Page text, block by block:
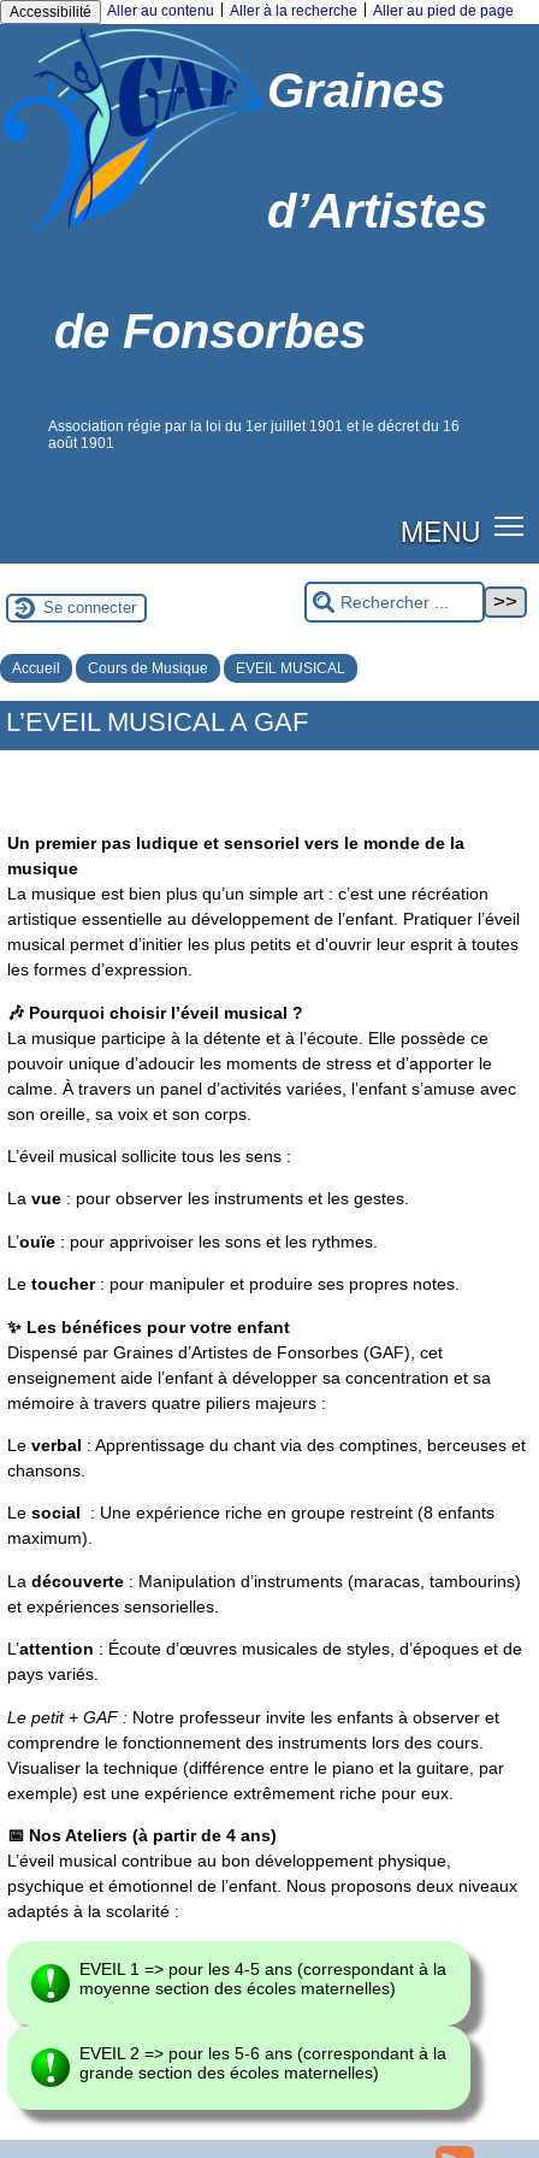
Accessibilité Aller au contenu Aller à la recherche Aller au pied de page
Graines
d’Artistes
de Fonsorbes
Association régie par la loi du 1er juillet 1901 et le décret du 16
août 1901
MENU
Se connecter
Accueil Cours de Musique EVEIL MUSICAL
L’EVEIL MUSICAL A GAF
Un premier pas ludique et sensoriel vers le monde de la
musique
La musique est bien plus qu’un simple art : c’est une récréation
artistique essentielle au développement de l’enfant. Pratiquer l’éveil
musical permet d’initier les plus petits et d’ouvrir leur esprit à toutes
les formes d’expression.
🎶 Pourquoi choisir l’éveil musical ?
La musique participe à la détente et à l’écoute. Elle possède ce
pouvoir unique d’adoucir les moments de stress et d’apporter le
calme. À travers un panel d’activités variées, l’enfant s’amuse avec
son oreille, sa voix et son corps.
L’éveil musical sollicite tous les sens :
La vue : pour observer les instruments et les gestes.
L’ouïe : pour apprivoiser les sons et les rythmes.
Le toucher: pour manipuler et produire ses propres notes.
✨ Les bénéfices pour votre enfant
Dispensé par Graines d’Artistes de Fonsorbes (GAF), cet
enseignement aide l’enfant à développer sa concentration et sa
mémoire à travers quatre piliers majeurs :
Le verbal : Apprentissage du chant via des comptines, berceuses et
chansons.
Le social
: Une expérience riche en groupe restreint (8 enfants
maximum).
La découverte : Manipulation d’instruments (maracas, tambourins)
et expériences sensorielles.
L’attention : Écoute d’œuvres musicales de styles, d’époques et de
pays variés.
Le petit + GAF : Notre professeur invite les enfants à observer et
comprendre le fonctionnement des instruments lors des cours.
Visualiser la technique (différence entre le piano et la guitare, par
exemple) est une expérience extrêmement riche pour eux.
📅 Nos Ateliers (à partir de 4 ans)
L’éveil musical contribue au bon développement physique,
psychique et émotionnel de l’enfant. Nous proposons deux niveaux
adaptés à la scolarité :
EVEIL 1 => pour les 4-5 ans (correspondant à la
moyenne section des écoles maternelles)
EVEIL 2 => pour les 5-6 ans (correspondant à la
grande section des écoles maternelles)